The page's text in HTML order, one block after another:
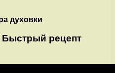
духовки
рецепт